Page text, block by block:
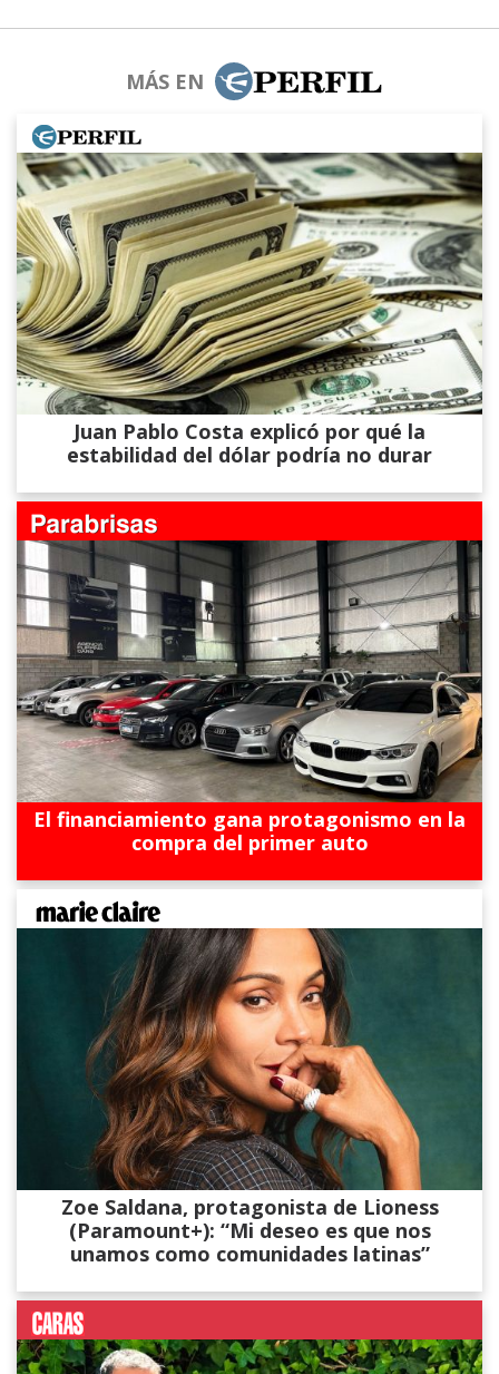
MÁS EN
Juan Pablo Costa explicó por qué la
estabilidad del dólar podría no durar
El financiamiento gana protagonismo en la
compra del primer auto
Zoe Saldana, protagonista de Lioness
(Paramount+): “Mi deseo es que nos
unamos como comunidades latinas”